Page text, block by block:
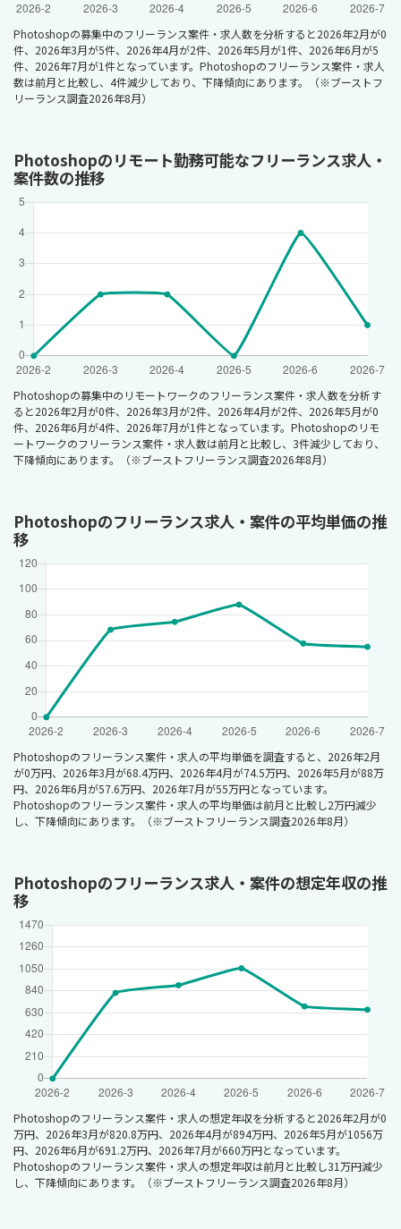
Photoshopの募集中のフリーランス案件・求人数を分析すると2026年2月が0
件、2026年3月が5件、2026年4月が2件、2026年5月が1件、2026年6月が5
件、2026年7月が1件となっています。Photoshopのフリーランス案件・求人
数は前月と比較し、4件減少しており、下降傾向にあります。（※ブーストフ
リーランス調査2026年8月）
Photoshopのリモート勤務可能なフリーランス求人・
案件数の推移
Photoshopの募集中のリモートワークのフリーランス案件・求人数を分析す
ると2026年2月が0件、2026年3月が2件、2026年4月が2件、2026年5月が0
件、2026年6月が4件、2026年7月が1件となっています。Photoshopのリモ
ートワークのフリーランス案件・求人数は前月と比較し、3件減少しており、
下降傾向にあります。（※ブーストフリーランス調査2026年8月）
Photoshopのフリーランス求人・案件の平均単価の推
移
Photoshopのフリーランス案件・求人の平均単価を調査すると、2026年2月
が0万円、2026年3月が68.4万円、2026年4月が74.5万円、2026年5月が88万
円、2026年6月が57.6万円、2026年7月が55万円となっています。
Photoshopのフリーランス案件・求人の平均単価は前月と比較し2万円減少
し、下降傾向にあります。（※ブーストフリーランス調査2026年8月）
Photoshopのフリーランス求人・案件の想定年収の推
移
Photoshopのフリーランス案件・求人の想定年収を分析すると2026年2月が0
万円、2026年3月が820.8万円、2026年4月が894万円、2026年5月が1056万
円、2026年6月が691.2万円、2026年7月が660万円となっています。
Photoshopのフリーランス案件・求人の想定年収は前月と比較し31万円減少
し、下降傾向にあります。（※ブーストフリーランス調査2026年8月）